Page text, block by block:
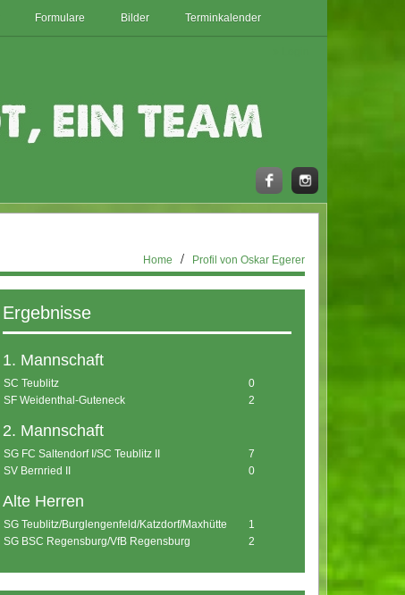
Formulare Bilder Terminkalender
Home Profil von Oskar Egerer
Ergebnisse
1. Mannschaft
SC Teublitz
0
SF Weidenthal-Guteneck
2
2. Mannschaft
SG FC Saltendorf I/SC Teublitz II
7
SV Bernried II
0
Alte Herren
SG Teublitz/Burglengenfeld/Katzdorf/Maxhütte
1
SG BSC Regensburg/VfB Regensburg
2